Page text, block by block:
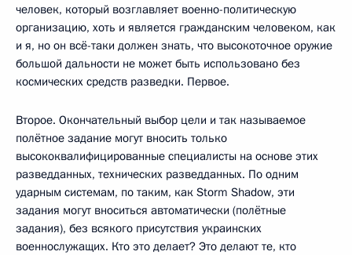
человек, который возглавляет военно-политическую
организацию, хоть и является гражданским человеком, как
и я, но он всё-таки должен знать, что высокоточное оружие
большой дальности не может быть использовано без
космических средств разведки. Первое.
Второе. Окончательный выбор цели и так называемое
полётное задание могут вносить только
высококвалифицированные специалисты на основе этих
разведданных, технических разведданных. По одним
ударным системам, по таким, как Storm Shadow, эти
задания могут вноситься автоматически (полётные
задания), без всякого присутствия украинских
военнослужащих. Кто это делает? Это делают те, кто